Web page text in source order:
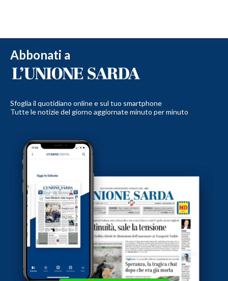
Abbonati a
Sfoglia il quotidiano online e sul tuo smartphone
Tutte le notizie del giorno aggiornate minuto per minuto